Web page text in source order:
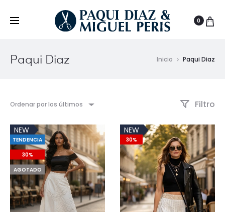
0
Paqui Diaz Inicio Paqui Diaz
Ordenar por los últimos Filtro
NEW
TENDENCIA
30%
AGOTADO
NEW
30%